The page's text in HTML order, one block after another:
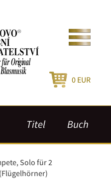
0 EUR
Titel Buch
Solo für 2